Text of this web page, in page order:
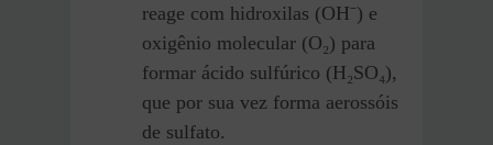
reage com hidroxilas (OH⁻) e
oxigênio molecular (O₂) para
formar ácido sulfúrico (H₂SO₄),
que por sua vez forma aerossóis
de sulfato.